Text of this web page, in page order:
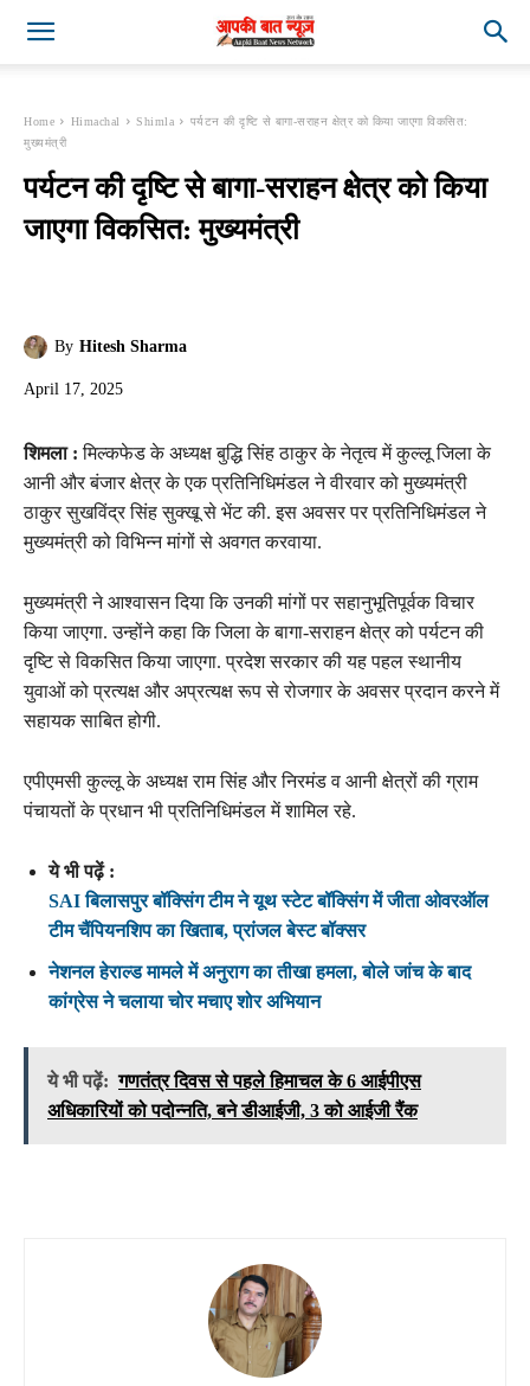
Home Himachal Shimla
पर्यटन की दृष्टि से बागा-सराहन क्षेत्र को किया जाएगा विकसित:
मुख्यमंत्री
पर्यटन की दृष्टि से बागा-सराहन क्षेत्र को किया
जाएगा विकसित: मुख्यमंत्री
By Hitesh Sharma
April 17, 2025
शिमला : मिल्कफेड के अध्यक्ष बुद्धि सिंह ठाकुर के नेतृत्व में कुल्लू जिला के
आनी और बंजार क्षेत्र के एक प्रतिनिधिमंडल ने वीरवार को मुख्यमंत्री
ठाकुर सुखविंद्र सिंह सुक्खू से भेंट की. इस अवसर पर प्रतिनिधिमंडल ने
मुख्यमंत्री को विभिन्न मांगों से अवगत करवाया.
मुख्यमंत्री ने आश्वासन दिया कि उनकी मांगों पर सहानुभूतिपूर्वक विचार
किया जाएगा. उन्होंने कहा कि जिला के बागा-सराहन क्षेत्र को पर्यटन की
दृष्टि से विकसित किया जाएगा. प्रदेश सरकार की यह पहल स्थानीय
युवाओं को प्रत्यक्ष और अप्रत्यक्ष रूप से रोजगार के अवसर प्रदान करने में
सहायक साबित होगी.
एपीएमसी कुल्लू के अध्यक्ष राम सिंह और निरमंड व आनी क्षेत्रों की ग्राम
पंचायतों के प्रधान भी प्रतिनिधिमंडल में शामिल रहे.
ये भी पढ़ें :
SAI बिलासपुर बॉक्सिंग टीम ने यूथ स्टेट बॉक्सिंग में जीता ओवरऑल
टीम चैंपियनशिप का खिताब, प्रांजल बेस्ट बॉक्सर
नेशनल हेराल्ड मामले में अनुराग का तीखा हमला, बोले जांच के बाद
कांग्रेस ने चलाया चोर मचाए शोर अभियान
ये भी पढ़ें: गणतंत्र दिवस से पहले हिमाचल के 6 आईपीएस
अधिकारियों को पदोन्नति, बने डीआईजी, 3 को आईजी रैंक